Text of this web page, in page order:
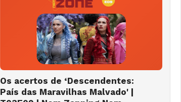
Os acertos de ‘Descendentes:
País das Maravilhas Malvado' |